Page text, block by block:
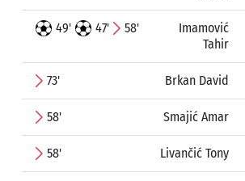
49' 47' 58'
Imamović
Tahir
73' Brkan David
58' Smajić Amar
58' Livančić Tony